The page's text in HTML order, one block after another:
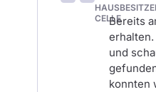
CELLEBereits
und
konnten